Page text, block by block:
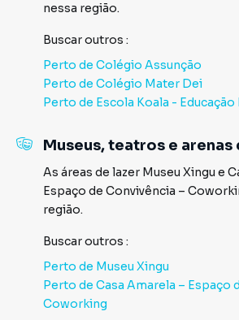
Qualidade de vida e opções de lazer:
O Jardim Paulista oferece uma
restaurantes, cafeterias e padarias de
almoços e reuniões informais. A
Parque Trianon e o Parque Ibirapuera
ar livre, ideais para momentos de
clínicas e serviços de bem-estar,
profissionais.
Trabalhar no Jardim Paulista significa
uma infraestrutura completa, um
dinâmico e uma excelente qualidade de
busca conforto e praticidade no dia a
nessa região.
Buscar outros :
Perto de Colégio Assunção
Perto de Colégio Mater Dei
Perto de Escola Koala -
Museus, teatros e arenas
As áreas de lazer Museu Xingu e
Espaço de Convivência –
região.
Buscar outros :
Perto de Museu Xingu
Perto de Casa Amarela – Espaço
Coworking